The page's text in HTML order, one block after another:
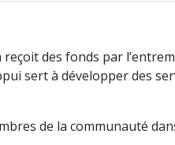
des fonds par
sert à développer des
de la communauté